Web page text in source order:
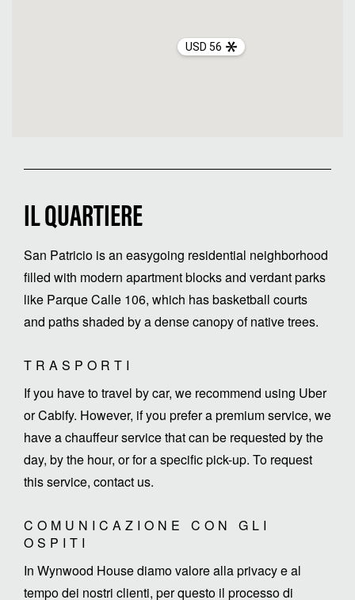
USD 56
IL QUARTIERE
San Patricio is an easygoing residential neighborhood
filled with modern apartment blocks and verdant parks
like Parque Calle 106, which has basketball courts
and paths shaded by a dense canopy of native trees.
TRASPORTI
If you have to travel by car, we recommend using Uber
or Cabify. However, if you prefer a premium service, we
have a chauffeur service that can be requested by the
day, by the hour, or for a specific pick-up. To request
this service, contact us.
COMUNICAZIONE CON GLI
OSPITI
In Wynwood House diamo valore alla privacy e al
tempo dei nostri clienti, per questo il processo di